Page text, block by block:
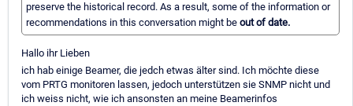
preserve the historical record. As a result, some of the information or
recommendations in this conversation might be out of date.
Hallo ihr Lieben
ich hab einige Beamer, die jedch etwas älter sind. Ich möchte diese
vom PRTG monitoren lassen, jedoch unterstützen sie SNMP nicht und
ich weiss nicht, wie ich ansonsten an meine Beamerinfos